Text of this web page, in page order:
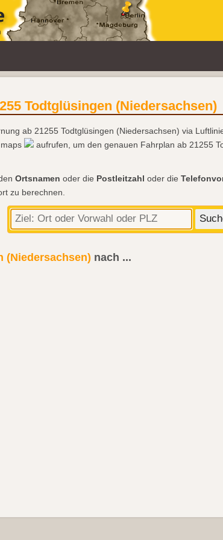
Todtglüsingen (Niedersachsen)
ab 21255 Todtglüsingen (Niedersachsen) via
aufrufen, um den genauen Fahrplan ab 21255
Ortsnamen oder die Postleitzahl oder die
zu berechnen.
(Niedersachsen) nach ...